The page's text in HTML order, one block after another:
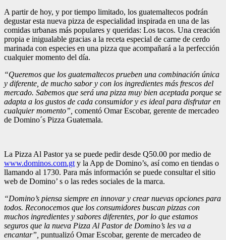
A partir de hoy, y por tiempo limitado, los guatemaltecos podrán
degustar esta nueva pizza de especialidad inspirada en una de las
comidas urbanas más populares y queridas: Los tacos. Una creación
propia e inigualable gracias a la receta especial de carne de cerdo
marinada con especies en una pizza que acompañará a la perfección
cualquier momento del día.
“Queremos que los guatemaltecos prueben una combinación única
y diferente, de mucho sabor y con los ingredientes más frescos del
mercado. Sabemos que será una pizza muy bien aceptada porque se
adapta a los gustos de cada consumidor y es ideal para disfrutar en
cualquier momento”, comentó Omar Escobar, gerente de mercadeo
de Domino´s Pizza Guatemala.
La Pizza Al Pastor ya se puede pedir desde Q50.00 por medio de
www.dominos.com.gty la App de Domino’s, así como en tiendas o
llamando al 1730. Para más información se puede consultar el sitio
web de Domino’ s o las redes sociales de la marca.
“Domino’s piensa siempre en innovar y crear nuevas opciones para
todos. Reconocemos que los consumidores buscan pizzas con
muchos ingredientes y sabores diferentes, por lo que estamos
seguros que la nueva Pizza Al Pastor de Domino’s les va a
encantar”, puntualizó Omar Escobar, gerente de mercadeo de